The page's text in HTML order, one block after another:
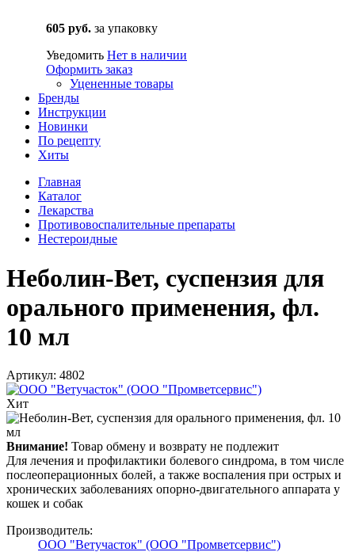
605 руб. за упаковку
Уведомить Нет в наличии
Оформить заказ
Уцененные товары
Бренды
Инструкции
Новинки
По рецепту
Хиты
Главная
Каталог
Лекарства
Противовоспалительные препараты
Нестероидные
Неболин-Вет, суспензия для
орального применения, фл.
10 мл
Артикул: 4802
Хит
Внимание! Товар обмену и возврату не подлежит
Для лечения и профилактики болевого синдрома, в том числе
послеоперационных болей, а также воспаления при острых и
хронических заболеваниях опорно-двигательного аппарата у
кошек и собак
Производитель:
ООО "Ветучасток" (ООО "Промветсервис")